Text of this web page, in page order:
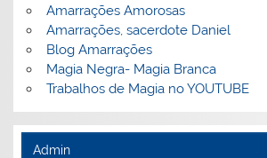
Amarrações Amorosas
Amarrações, sacerdote Daniel
Blog Amarrações
Magia Negra- Magia Branca
Trabalhos de Magia no YOUTUBE
Admin